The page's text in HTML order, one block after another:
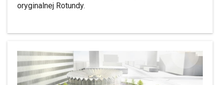
oryginalnej Rotundy.